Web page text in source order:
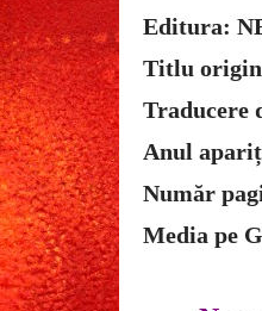
Editura:
Titlu
Traducere
Anul
Număr
Media pe